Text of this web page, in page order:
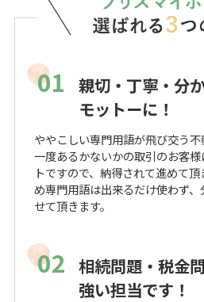
01
親切・丁寧・分
モットーに！
ややこしい専門用語が飛び交う
一度あるかないかの取引のお客
トですので、納得されて進めて
め専門用語は出来るだけ使わず
せて頂きます。
02 相続問題・税金
強い担当です！